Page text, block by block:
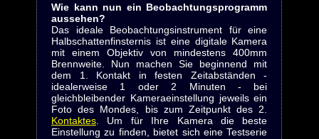
Wie kann nun ein Beobachtungsprogramm
aussehen?
Das ideale Beobachtungsinstrument für eine
Halbschattenfinsternis ist eine digitale Kamera
mit einem Objektiv von mindestens 400mm
Brennweite. Nun machen Sie beginnend mit
dem 1. Kontakt in festen Zeitabständen -
idealerweise 1 oder 2 Minuten - bei
gleichbleibender Kameraeinstellung jeweils ein
Foto des Mondes, bis zum Zeitpunkt des 2.
Kontaktes. Um für Ihre Kamera die beste
Einstellung zu finden, bietet sich eine Testserie